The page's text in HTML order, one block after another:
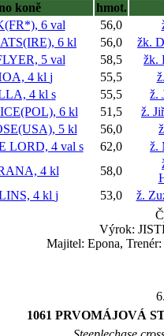
koně
hmot.
6 val 56,0
6 kl 56,0
žk.
5 val 58,5
žk.
4 kl j 55,5
4 kl s 55,5
ž.
6 kl 51,5
ž.
5 kl 56,0
LORD, 4 val s 62,0
ž.
4 kl 58,0
4 kl j 53,0
ž.
Výrok:
Majitel: Epona,
1061 PRVOMÁJOVÁ